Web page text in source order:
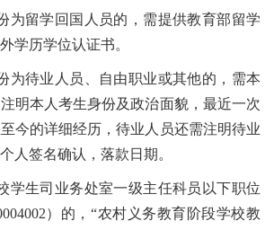
留学回国人员的，需提供教育部留学
学历学位认证书。
待业人员、自由职业或其他的，需本
明本人考生身份及政治面貌，最近一次
今的详细经历，待业人员还需注明待业
人签名确认，落款日期。
生司业务处室一级主任科员以下职位
）的，“农村义务教育阶段学校教